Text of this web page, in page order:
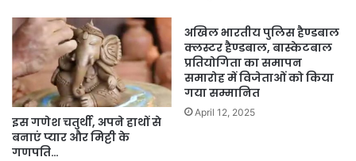
इस गणेश चतुर्थी, अपने हाथों से
बनाएं प्यार और मिट्टी के
गणपति…
अखिल भारतीय पुलिस हैण्डबाल
क्लस्टर हैण्डबाल, बास्केटबाल
प्रतियोगिता का समापन
समारोह में विजेताओं को किया
गया सम्मानित
April 12, 2025